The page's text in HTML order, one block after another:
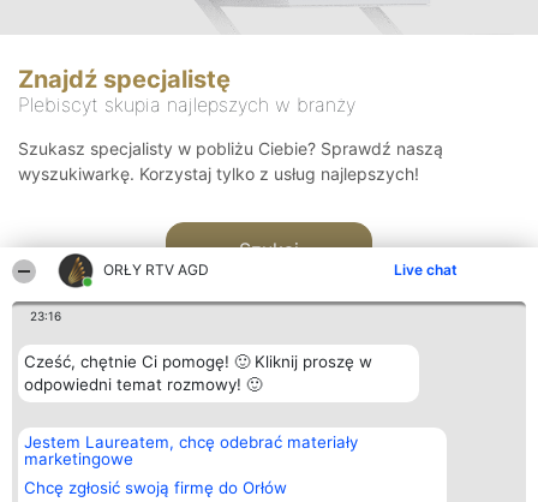
ORŁY RTV AGD Live chat
23:16
Cześć, chętnie Ci pomogę! 🙂 Kliknij proszę w
odpowiedni temat rozmowy! 🙂
Jestem Laureatem, chcę odebrać materiały
marketingowe
Chcę zgłosić swoją firmę do Orłów
Znajdź specjalistę
Plebiscyt skupia najlepszych w branży
Szukasz specjalisty w pobliżu Ciebie? Sprawdź naszą
wyszukiwarkę. Korzystaj tylko z usług najlepszych!
Szukaj
Organizator plebiscytu
Bright Side Solutions sp. z o.
o. sp. k.
ul. Ruska 22
Wrocław 50-079
Plebiscyt
Laureaci
wszystkich
Laureatów
Kontakt
Kontakt